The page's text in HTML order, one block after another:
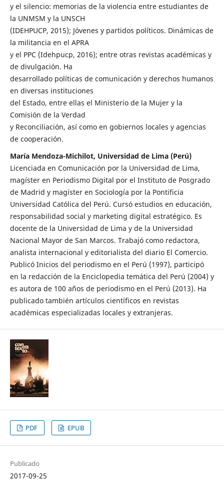
y el silencio: memorias de la violencia entre estudiantes de
la UNMSM y la UNSCH
(IDEHPUCP, 2015); Jóvenes y partidos políticos. Dinámicas de
la militancia en el APRA
y el PPC (Idehpucp, 2016); entre otras revistas académicas y
de divulgación. Ha
desarrollado políticas de comunicación y derechos humanos
en diversas instituciones
del Estado, entre ellas el Ministerio de la Mujer y la
Comisión de la Verdad
y Reconciliación, así como en gobiernos locales y agencias
de cooperación.
María Mendoza-Michilot, Universidad de Lima (Perú)
Licenciada en Comunicación por la Universidad de Lima,
magíster en Periodismo Digital por el Instituto de Posgrado
de Madrid y magíster en Sociología por la Pontificia
Universidad Católica del Perú. Cursó estudios en educación,
responsabilidad social y marketing digital estratégico. Es
docente de la Universidad de Lima y de la Universidad
Nacional Mayor de San Marcos. Trabajó como redactora,
analista internacional y editorialista del diario El Comercio.
Publicó Inicios del periodismo en el Perú (1997), participó
en la redacción de la Enciclopedia temática del Perú (2004) y
es autora de 100 años de periodismo en el Perú (2013). Ha
publicado también artículos científicos en revistas
académicas especializadas locales y extranjeras.
PDF EPUB
Publicado
2017-09-25